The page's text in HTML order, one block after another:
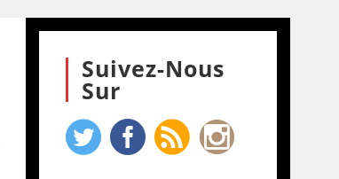
Suivez-Nous
Sur